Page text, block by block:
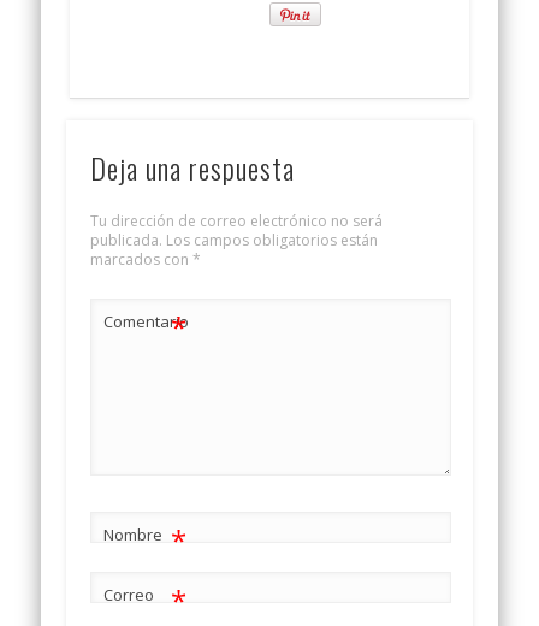
Deja una respuesta
Tu dirección de correo electrónico no será
publicada. Los campos obligatorios están
marcados con *
Comentario
*
Nombre *
Correo *